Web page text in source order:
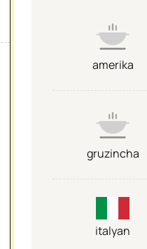
amerika
gruzincha
italyan